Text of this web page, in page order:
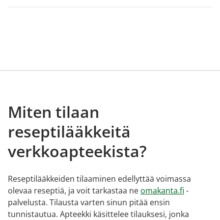
Miten tilaan
reseptilääkkeitä
verkkoapteekista?
Reseptilääkkeiden tilaaminen edellyttää voimassa
olevaa reseptiä, ja voit tarkastaa ne omakanta.fi -
palvelusta. Tilausta varten sinun pitää ensin
tunnistautua. Apteekki käsittelee tilauksesi, jonka